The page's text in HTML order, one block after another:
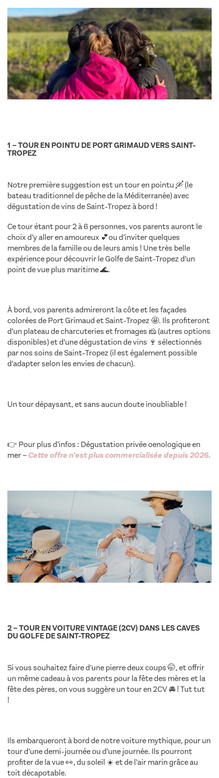
1 – TOUR EN POINTU DE PORT GRIMAUD VERS SAINT-
TROPEZ
Notre première suggestion est un tour en pointu 🛶 (le
bateau traditionnel de pêche de la Méditerranée) avec
dégustation de vins de Saint-Tropez à bord !
Ce tour étant pour 2 à 6 personnes, vos parents auront le
choix d’y aller en amoureux 💕ou d’inviter quelques
membres de la famille ou de leurs amis ! Une très belle
expérience pour découvrir le Golfe de Saint-Tropez d’un
point de vue plus maritime 🌊.
À bord, vos parents admireront la côte et les façades
colorées de Port Grimaud et Saint-Tropez 🤩. Ils profiteront
d’un plateau de charcuteries et fromages 🧀 (autres options
disponibles) et d’une dégustation de vins 🍷 sélectionnés
par nos soins de Saint-Tropez (il est également possible
d’adapter selon les envies de chacun).
Un tour dépaysant, et sans aucun doute inoubliable !
👉 Pour plus d’infos : Dégustation privée oenologique en
mer –Cette offre n’est plus commercialisée depuis 2026.
2 – TOUR EN VOITURE VINTAGE (2CV) DANS LES CAVES
DU GOLFE DE SAINT-TROPEZ
Si vous souhaitez faire d’une pierre deux coups 🤭, et offrir
un même cadeau à vos parents pour la fête des mères et la
fête des pères, on vous suggère un tour en 2CV 🚘 ! Tut tut
!
Ils embarqueront à bord de notre voiture mythique, pour un
tour d’une demi-journée ou d’une journée. Ils pourront
profiter de la vue 👀, du soleil ☀️ et de l’air marin grâce au
toit décapotable.